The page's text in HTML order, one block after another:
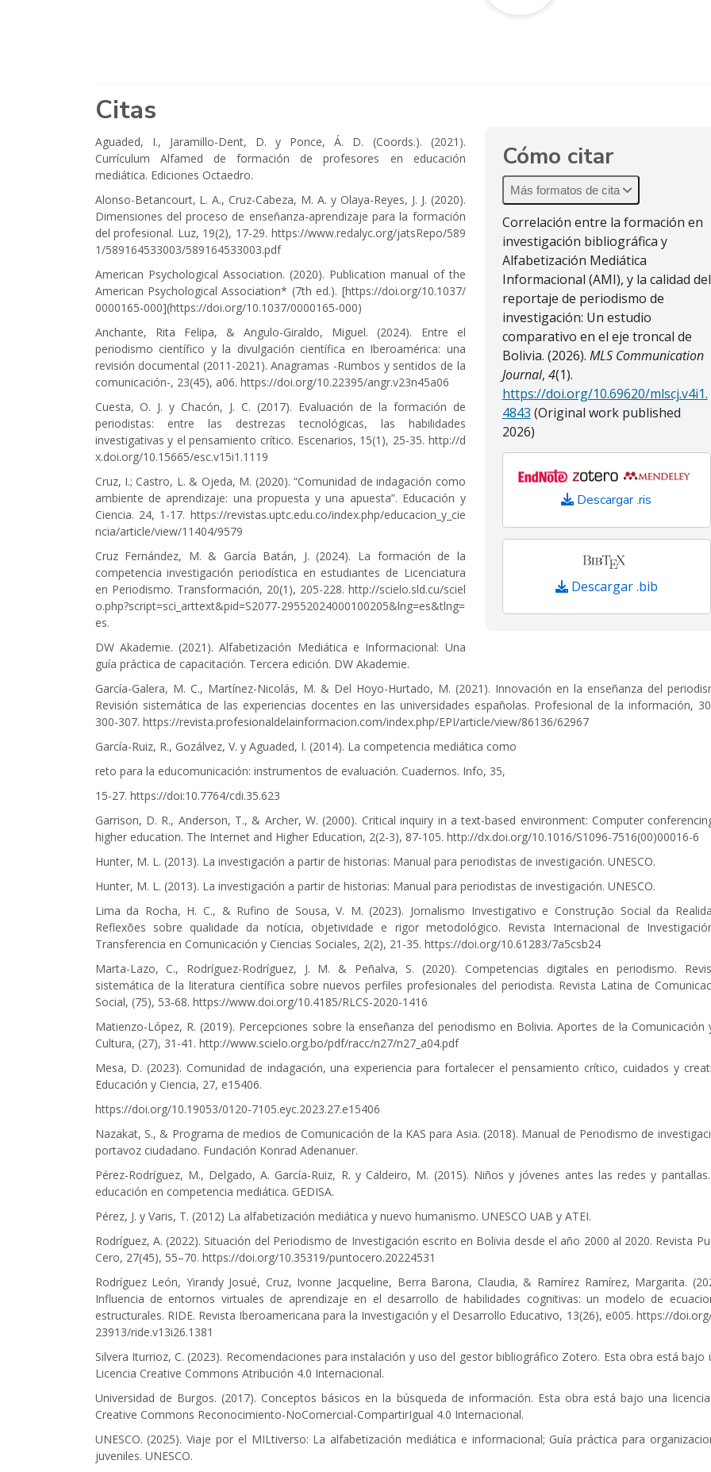
Cómo citar
Más formatos de cita
Correlación entre la formación en
investigación bibliográfica y
Alfabetización Mediática
Informacional (AMI), y la calidad del
reportaje de periodismo de
investigación: Un estudio
comparativo en el eje troncal de
Bolivia. (2026). MLS Communication
Journal, 4(1).
https://doi.org/10.69620/mlscj.v4i1.
4843 (Original work published
2026)
Descargar .ris
Descargar .bib
Citas
Aguaded, I., Jaramillo-Dent, D. y Ponce, Á. D. (Coords.). (2021).
Currículum Alfamed de formación de profesores en educación
mediática. Ediciones Octaedro.
Alonso-Betancourt, L. A., Cruz-Cabeza, M. A. y Olaya-Reyes, J. J. (2020).
Dimensiones del proceso de enseñanza-aprendizaje para la formación
del profesional. Luz, 19(2), 17-29. https://www.redalyc.org/jatsRepo/589
1/589164533003/589164533003.pdf
American Psychological Association. (2020). Publication manual of the
American Psychological Association* (7th ed.). [https://doi.org/10.1037/
0000165-000](https://doi.org/10.1037/0000165-000)
Anchante, Rita Felipa, & Angulo-Giraldo, Miguel. (2024). Entre el
periodismo científico y la divulgación científica en Iberoamérica: una
revisión documental (2011-2021). Anagramas -Rumbos y sentidos de la
comunicación-, 23(45), a06. https://doi.org/10.22395/angr.v23n45a06
Cuesta, O. J. y Chacón, J. C. (2017). Evaluación de la formación de
periodistas: entre las destrezas tecnológicas, las habilidades
investigativas y el pensamiento crítico. Escenarios, 15(1), 25-35. http://d
x.doi.org/10.15665/esc.v15i1.1119
Cruz, I.; Castro, L. & Ojeda, M. (2020). “Comunidad de indagación como
ambiente de aprendizaje: una propuesta y una apuesta”. Educación y
Ciencia. 24, 1-17. https://revistas.uptc.edu.co/index.php/educacion_y_cie
ncia/article/view/11404/9579
Cruz Fernández, M. & García Batán, J. (2024). La formación de la
competencia investigación periodística en estudiantes de Licenciatura
en Periodismo. Transformación, 20(1), 205-228. http://scielo.sld.cu/sciel
o.php?script=sci_arttext&pid=S2077-29552024000100205&lng=es&tlng=
es.
DW Akademie. (2021). Alfabetización Mediática e Informacional: Una
guía práctica de capacitación. Tercera edición. DW Akademie.
García-Galera, M. C., Martínez-Nicolás, M. & Del Hoyo-Hurtado, M. (2021). Innovación en la enseñanza del
Revisión sistemática de las experiencias docentes en las universidades españolas. Profesional de la información,
300-307. https://revista.profesionaldelainformacion.com/index.php/EPI/article/view/86136/62967
García-Ruiz, R., Gozálvez, V. y Aguaded, I. (2014). La competencia mediática como
reto para la educomunicación: instrumentos de evaluación. Cuadernos. Info, 35,
15-27. https://doi:10.7764/cdi.35.623
Garrison, D. R., Anderson, T., & Archer, W. (2000). Critical inquiry in a text-based environment: Computer
higher education. The Internet and Higher Education, 2(2-3), 87-105. http://dx.doi.org/10.1016/S1096-7516(00)00016-6
Hunter, M. L. (2013). La investigación a partir de historias: Manual para periodistas de investigación. UNESCO.
Hunter, M. L. (2013). La investigación a partir de historias: Manual para periodistas de investigación. UNESCO.
Lima da Rocha, H. C., & Rufino de Sousa, V. M. (2023). Jornalismo Investigativo e Construção Social da
Reflexões sobre qualidade da notícia, objetividade e rigor metodológico. Revista Internacional de
Transferencia en Comunicación y Ciencias Sociales, 2(2), 21-35. https://doi.org/10.61283/7a5csb24
Marta-Lazo, C., Rodríguez-Rodríguez, J. M. & Peñalva, S. (2020). Competencias digitales en periodismo.
sistemática de la literatura científica sobre nuevos perfiles profesionales del periodista. Revista Latina de
Social, (75), 53-68. https://www.doi.org/10.4185/RLCS-2020-1416
Matienzo-López, R. (2019). Percepciones sobre la enseñanza del periodismo en Bolivia. Aportes de la Comunicación
Cultura, (27), 31-41. http://www.scielo.org.bo/pdf/racc/n27/n27_a04.pdf
Mesa, D. (2023). Comunidad de indagación, una experiencia para fortalecer el pensamiento crítico, cuidados y
Educación y Ciencia, 27, e15406.
https://doi.org/10.19053/0120-7105.eyc.2023.27.e15406
Nazakat, S., & Programa de medios de Comunicación de la KAS para Asia. (2018). Manual de Periodismo de
portavoz ciudadano. Fundación Konrad Adenanuer.
Pérez-Rodríguez, M., Delgado, A. García-Ruiz, R. y Caldeiro, M. (2015). Niños y jóvenes antes las redes y
educación en competencia mediática. GEDISA.
Pérez, J. y Varis, T. (2012) La alfabetización mediática y nuevo humanismo. UNESCO UAB y ATEI.
Rodríguez, A. (2022). Situación del Periodismo de Investigación escrito en Bolivia desde el año 2000 al 2020. Revista
Cero, 27(45), 55–70. https://doi.org/10.35319/puntocero.20224531
Rodríguez León, Yirandy Josué, Cruz, Ivonne Jacqueline, Berra Barona, Claudia, & Ramírez Ramírez, Margarita.
Influencia de entornos virtuales de aprendizaje en el desarrollo de habilidades cognitivas: un modelo de
estructurales. RIDE. Revista Iberoamericana para la Investigación y el Desarrollo Educativo, 13(26), e005. https://
23913/ride.v13i26.1381
Silvera Iturrioz, C. (2023). Recomendaciones para instalación y uso del gestor bibliográfico Zotero. Esta obra está bajo
Licencia Creative Commons Atribución 4.0 Internacional.
Universidad de Burgos. (2017). Conceptos básicos en la búsqueda de información. Esta obra está bajo una
Creative Commons Reconocimiento-NoComercial-CompartirIgual 4.0 Internacional.
UNESCO. (2025). Viaje por el MILtiverso: La alfabetización mediática e informacional; Guía práctica para
juveniles. UNESCO.